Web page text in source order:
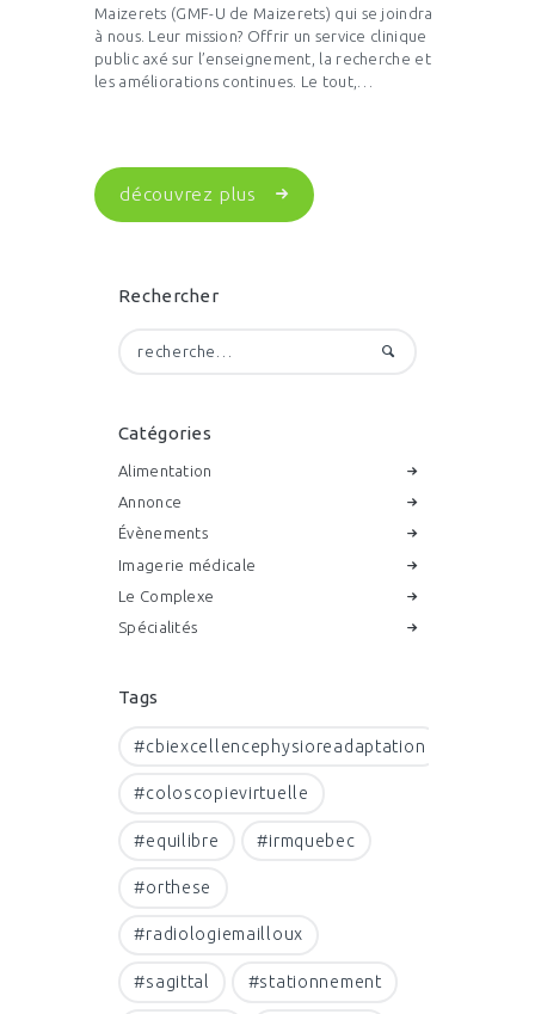
Maizerets (GMF-U de Maizerets) qui se joindra
à nous. Leur mission? Offrir un service clinique
public axé sur l’enseignement, la recherche et
les améliorations continues. Le tout,…
découvrez plus
Rechercher
Catégories
Alimentation
Annonce
Évènements
Imagerie médicale
Le Complexe
Spécialités
Tags
#cbiexcellencephysioreadaptation
#coloscopievirtuelle
#equilibre #irmquebec
#orthese
#radiologiemailloux
#sagittal #stationnement